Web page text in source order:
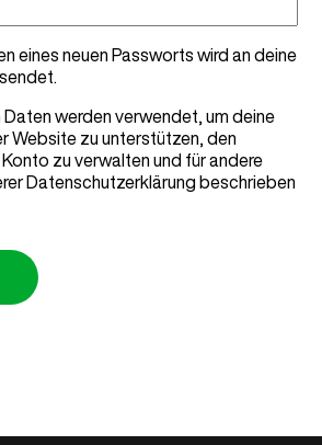
GO TO SHOP
eines neuen Passworts wird an deine
Daten werden verwendet, um deine
Website zu unterstützen, den
zu verwalten und für andere
Datenschutzerklärung beschrieben